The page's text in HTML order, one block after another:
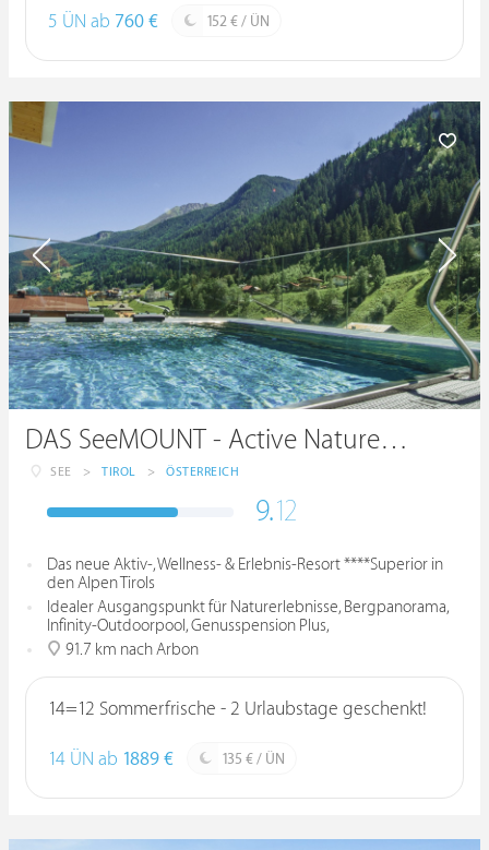
5 ÜN ab 760 € 152 € / ÜN
DAS SeeMOUNT - Active Nature Resort
SEE > TIROL > ÖSTERREICH
9.12
Das neue Aktiv-, Wellness- & Erlebnis-Resort ****Superior in
den Alpen Tirols
Idealer Ausgangspunkt für Naturerlebnisse, Bergpanorama,
Infinity-Outdoorpool, Genusspension Plus,
91.7 km nach Arbon
14=12 Sommerfrische - 2 Urlaubstage geschenkt!
14 ÜN ab 1889 € 135 € / ÜN